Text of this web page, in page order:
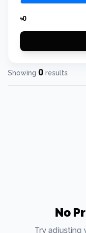
৳0
Showing 0 results
No
Try adjusting